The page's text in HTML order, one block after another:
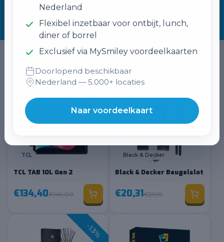
Populaire producten
-10%
TCL
TCL TAB 10L Gen 2
€134,40€149,00
Black & Decker
Black & Decker Beugelslot
€20,31€21,99
-13%
Nederland
Flexibel inzetbaar voor ontbijt, lunch,
diner of borrel
Exclusief via MySmiley voordeelkaarten
Doorlopend beschikbaar
Nederland — 5.000+ locaties
Naar voordeelkaart